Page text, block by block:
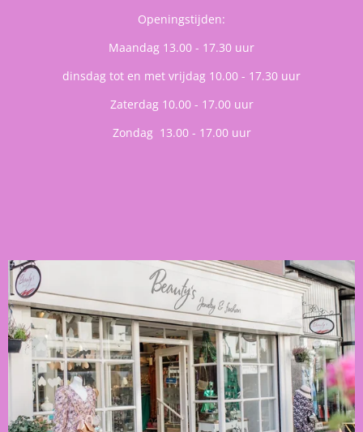
Openingstijden:
Maandag 13.00 - 17.30 uur
dinsdag tot en met vrijdag 10.00 - 17.30 uur
Zaterdag 10.00 - 17.00 uur
Zondag 13.00 - 17.00 uur